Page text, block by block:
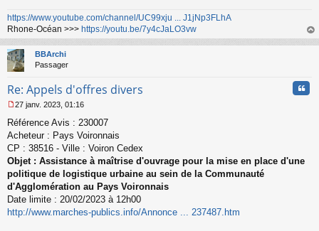
https://www.youtube.com/channel/UC99xju ... J1jNp3FLhA
Rhone-Océan >>> https://youtu.be/7y4cJaLO3vw
au
BBArchi
Passager
Re: Appels d'offres divers
e
s
s
g
e
n
o
n
27 janv. 2023, 01:16
Référence Avis : 230007
Acheteur : Pays Voironnais
CP : 38516 - Ville : Voiron Cedex
Objet : Assistance à maîtrise d'ouvrage pour la mise en place d'une
politique de logistique urbaine au sein de la Communauté
d'Agglomération au Pays Voironnais
Date limite : 20/02/2023 à 12h00
http://www.marches-publics.info/Annonce ... 237487.htm